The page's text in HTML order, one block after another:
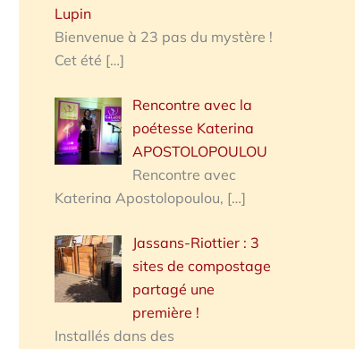
Lupin
Bienvenue à 23 pas du mystère !
Cet été […]
Rencontre avec la
poétesse Katerina
APOSTOLOPOULOU
Rencontre avec
Katerina Apostolopoulou, […]
Jassans-Riottier : 3
sites de compostage
partagé une
première !
Installés dans des